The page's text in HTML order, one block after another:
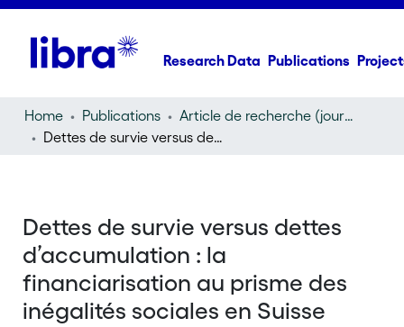
Research Data Publications
Home Publications
Article de recherche (journal article)
Dettes de survie versus dettes d’accumulation : la financiarisation au prisme des inégalités sociales en Suisse
Dettes de survie versus dettes
d’accumulation : la
financiarisation au prisme des
inégalités sociales en Suisse